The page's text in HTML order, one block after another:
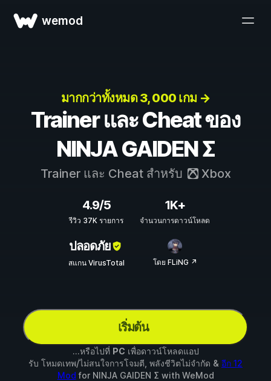
wemod
มากกว่าทั้งหมด 3, 000 เกม →
Trainer และ Cheat ของ
NINJA GAIDEN Σ
Trainer และ Cheat สำหรับ Xbox
4.9/5
รีวิว 37K รายการ
1K+
จำนวนการดาวน์โหลด
ปลอดภัย
สแกน VirusTotal โดย FLiNG ↗
เริ่มต้น
...หรือไปที่ PC เพื่อดาวน์โหลดแอป
รับ โหมดเทพ/ไม่สนใจการโจมตี, พลังชีวิตไม่จำกัด & อีก 12
Mod for NINJA GAIDEN Σ with WeMod